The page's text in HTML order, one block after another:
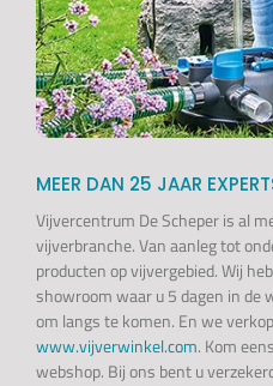
MEER DAN 25 JAAR
Vijvercentrum De Scheper is al
vijverbranche. Van aanleg tot
producten op vijvergebied. Wij
showroom waar u 5 dagen in de
om langs te komen. En we
www.vijverwinkel.com. Kom
webshop. Bij ons bent u